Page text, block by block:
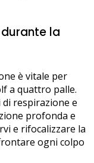
la
è vitale per
a quattro palle.
respirazione e
profonda e
e rifocalizzare la
ogni colpo